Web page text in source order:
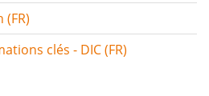
dividendes de l'ETF sont
(au moins une fois par
clés - DIC (FR)